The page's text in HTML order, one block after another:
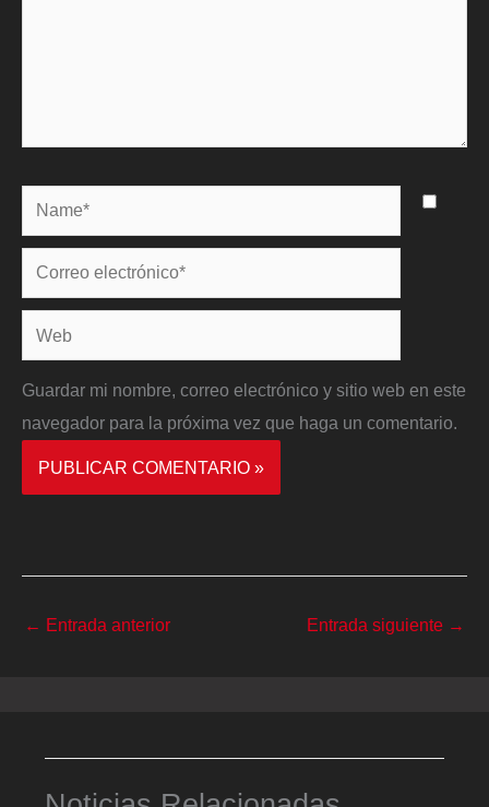
Name*
Correo
electrónico*
Web
Guardar mi nombre, correo electrónico y sitio web en este
navegador para la próxima vez que haga un comentario.
← Entrada anterior Entrada siguiente →